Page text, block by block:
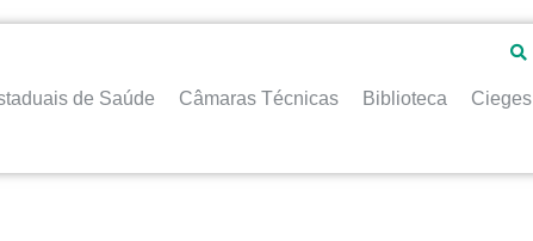
de Saúde Câmaras Técnicas Biblioteca Cieges